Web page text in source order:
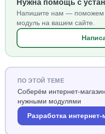
Нужна помощь с
Напишите нам — поможем
модуль на вашем сайте.
ПО ЭТОЙ ТЕМЕ
Соберём интернет-
нужными модулями
Разработка интернет-